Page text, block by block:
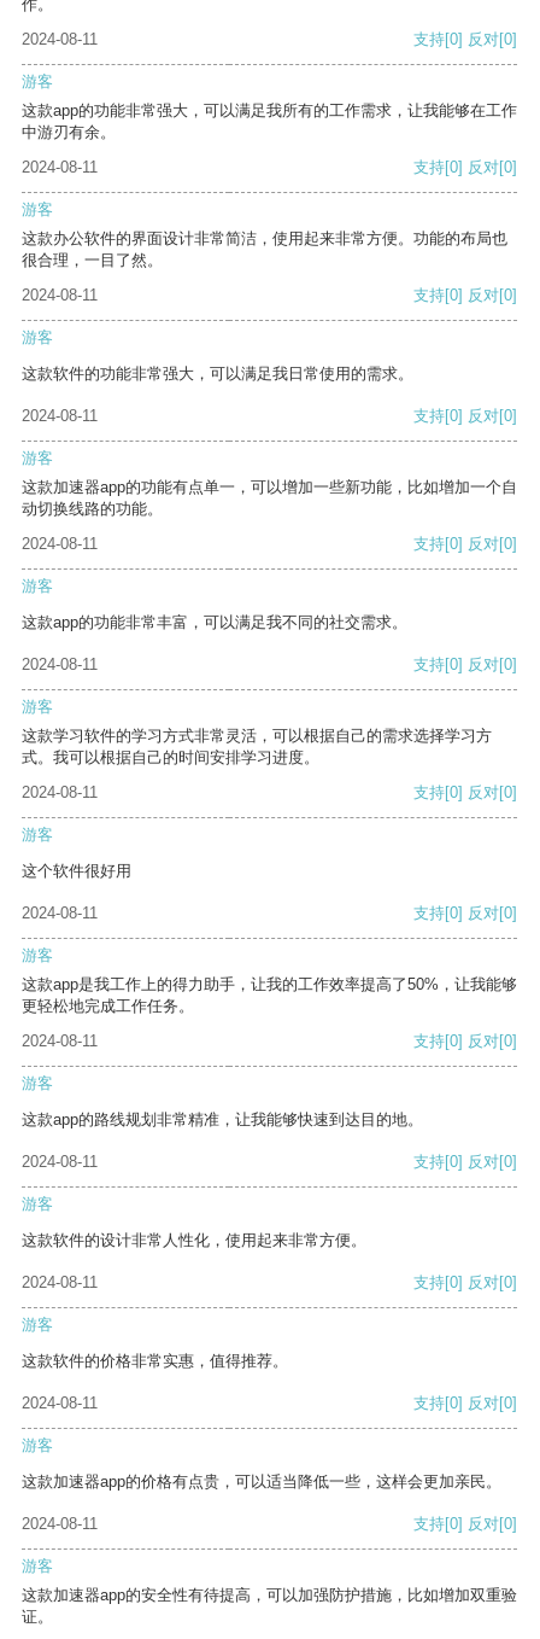
作。
2024-08-11
支持[0] 反对[0]
游客
这款app的功能非常强大，可以满足我所有的工作需求，让我能够在工作
中游刃有余。
2024-08-11
支持[0] 反对[0]
游客
这款办公软件的界面设计非常简洁，使用起来非常方便。功能的布局也
很合理，一目了然。
2024-08-11
支持[0] 反对[0]
游客
这款软件的功能非常强大，可以满足我日常使用的需求。
2024-08-11 支持[0] 反对[0]
游客
这款加速器app的功能有点单一，可以增加一些新功能，比如增加一个自
动切换线路的功能。
2024-08-11
支持[0] 反对[0]
游客
这款app的功能非常丰富，可以满足我不同的社交需求。
2024-08-11 支持[0] 反对[0]
游客
这款学习软件的学习方式非常灵活，可以根据自己的需求选择学习方
式。我可以根据自己的时间安排学习进度。
2024-08-11
支持[0] 反对[0]
游客
这个软件很好用
2024-08-11 支持[0] 反对[0]
游客
这款app是我工作上的得力助手，让我的工作效率提高了50%，让我能够
更轻松地完成工作任务。
2024-08-11
支持[0] 反对[0]
游客
这款app的路线规划非常精准，让我能够快速到达目的地。
2024-08-11 支持[0] 反对[0]
游客
这款软件的设计非常人性化，使用起来非常方便。
2024-08-11 支持[0] 反对[0]
游客
这款软件的价格非常实惠，值得推荐。
2024-08-11 支持[0] 反对[0]
游客
这款加速器app的价格有点贵，可以适当降低一些，这样会更加亲民。
2024-08-11 支持[0] 反对[0]
游客
这款加速器app的安全性有待提高，可以加强防护措施，比如增加双重验
证。